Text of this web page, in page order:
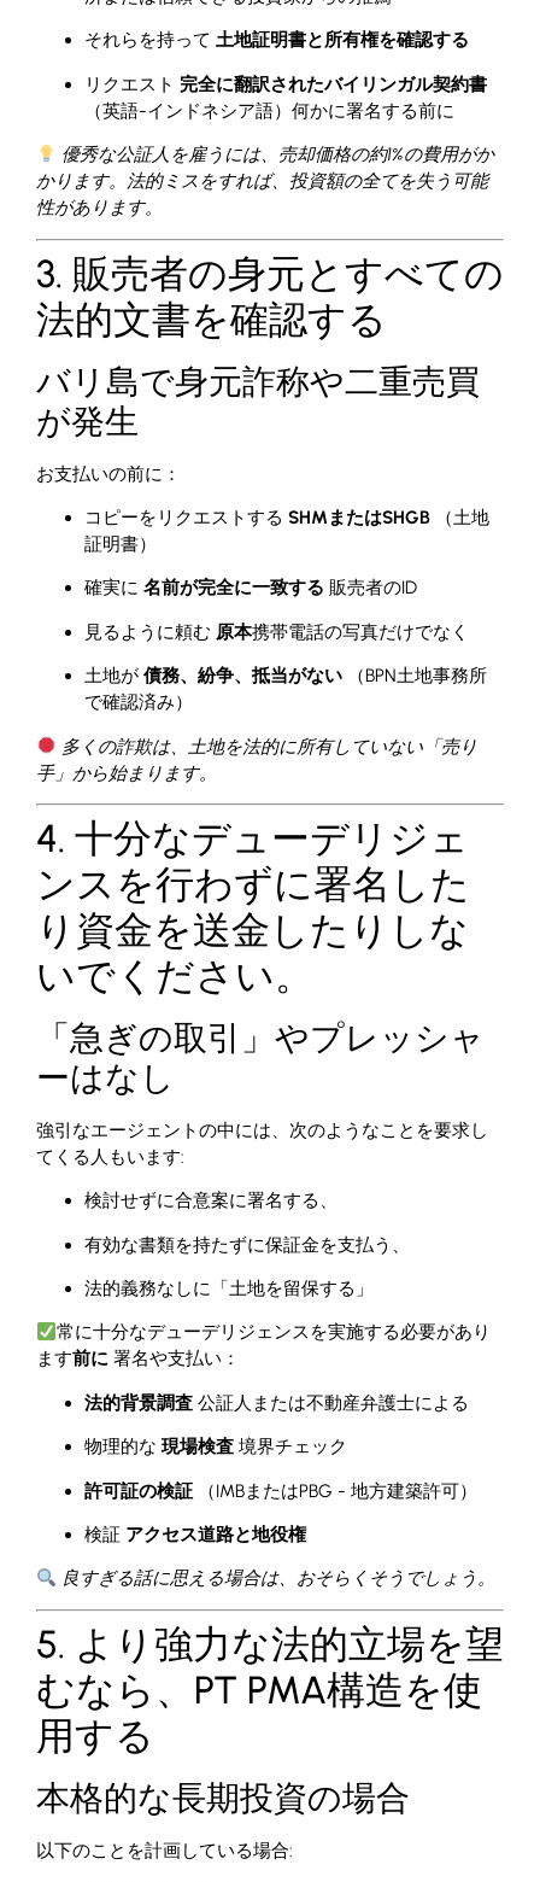
それらを持って 土地証明書と所有権を確認する
リクエスト 完全に翻訳されたバイリンガル契約書
（英語-インドネシア語）何かに署名する前に
優秀な公証人を雇うには、売却価格の約1%の費用がか
かります。法的ミスをすれば、投資額の全てを失う可能
性があります。
3. 販売者の身元とすべての
法的文書を確認する
バリ島で身元詐称や二重売買
が発生
お支払いの前に：
コピーをリクエストする SHMまたはSHGB （土地
証明書）
確実に 名前が完全に一致する 販売者のID
見るように頼む 原本携帯電話の写真だけでなく
土地が 債務、紛争、抵当がない （BPN土地事務所
で確認済み）
多くの詐欺は、土地を法的に所有していない「売り
手」から始まります。
4. 十分なデューデリジェ
ンスを行わずに署名した
り資金を送金したりしな
いでください。
「急ぎの取引」やプレッシャ
ーはなし
強引なエージェントの中には、次のようなことを要求し
てくる人もいます:
検討せずに合意案に署名する、
有効な書類を持たずに保証金を支払う、
法的義務なしに「土地を留保する」
常に十分なデューデリジェンスを実施する必要があり
ます前に 署名や支払い：
法的背景調査 公証人または不動産弁護士による
物理的な 現場検査 境界チェック
許可証の検証 （IMBまたはPBG - 地方建築許可）
検証 アクセス道路と地役権
良すぎる話に思える場合は、おそらくそうでしょう。
5. より強力な法的立場を望
むなら、PT PMA構造を使
用する
本格的な長期投資の場合
以下のことを計画している場合: